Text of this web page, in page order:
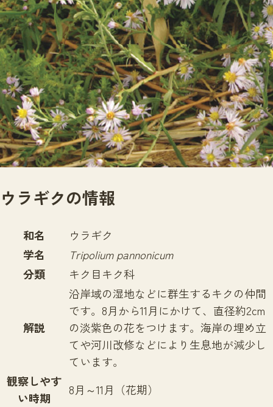
生物多様性ふくおかウェブセンターとは
サイトマップ
ウラギクの情報
和名
ウラギク
学名
Tripolium pannonicum
分類
キク目キク科
解説
沿岸域の湿地などに群生するキクの仲間
です。8月から11月にかけて、直径約2cm
の淡紫色の花をつけます。海岸の埋め立
てや河川改修などにより生息地が減少し
ています。
観察しやす
い時期
8月～11月（花期）